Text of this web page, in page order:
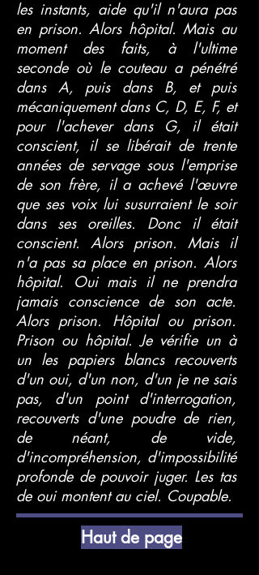
les instants, aide qu'il n'aura pas
en prison. Alors hôpital. Mais au
moment des faits, à l'ultime
seconde où le couteau a pénétré
dans A, puis dans B, et puis
mécaniquement dans C, D, E, F, et
pour l'achever dans G, il était
conscient, il se libérait de trente
années de servage sous l'emprise
de son frère, il a achevé l'œuvre
que ses voix lui susurraient le soir
dans ses oreilles. Donc il était
conscient. Alors prison. Mais il
n'a pas sa place en prison. Alors
hôpital. Oui mais il ne prendra
jamais conscience de son acte.
Alors prison. Hôpital ou prison.
Prison ou hôpital. Je vérifie un à
un les papiers blancs recouverts
d'un oui, d'un non, d'un je ne sais
pas, d'un point d'interrogation,
recouverts d'une poudre de rien,
de néant, de vide,
d'incompréhension, d'impossibilité
profonde de pouvoir juger. Les tas
de oui montent au ciel. Coupable.
Haut de page